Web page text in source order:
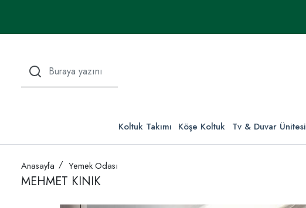
Koltuk Takımı Köşe Koltuk Tv & Duvar Ünitesi
Anasayfa Yemek Odası
MEHMET KINIK